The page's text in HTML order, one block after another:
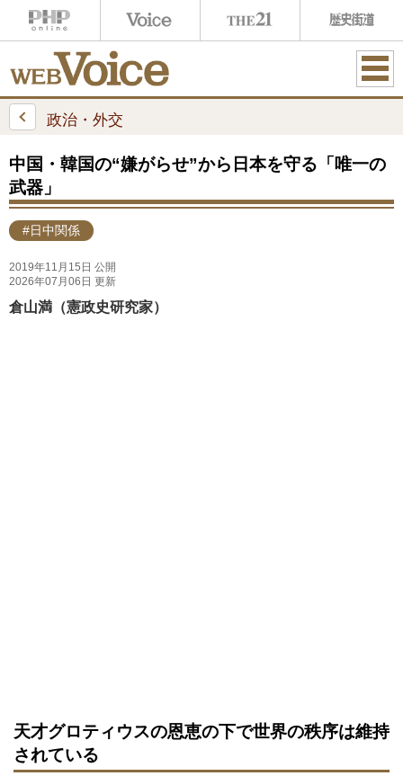
ME
政治・外交
中国・韓国の“嫌がらせ”から日本を守る「唯一の
武器」
#日中関係
2019年11月15日 公開
2026年07月06日 更新
倉山満（憲政史研究家）
天才グロティウスの恩恵の下で世界の秩序は維持
されている